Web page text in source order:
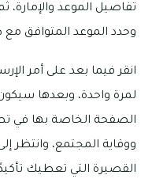
تفاصيل الموعد والإمارة،
وحدد الموعد المتوافق
انقر فيما بعد على أمر
لمرة واحدة، وبعدها
ووقاية المجتمع، وانتظر
القصيرة التي تعطيك